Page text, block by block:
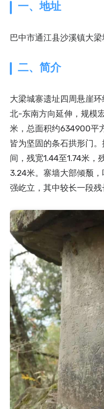
一、地址
巴中市通江县沙溪镇大
二、简介
大梁城寨遗址四周悬崖
北-东南方向延伸，规模
米，总面积约634900平
皆为坚固的条石拱形门
间，残宽1.44至1.74米，
3.24米。寨墙大部倾颓
强屹立，其中较长一段残